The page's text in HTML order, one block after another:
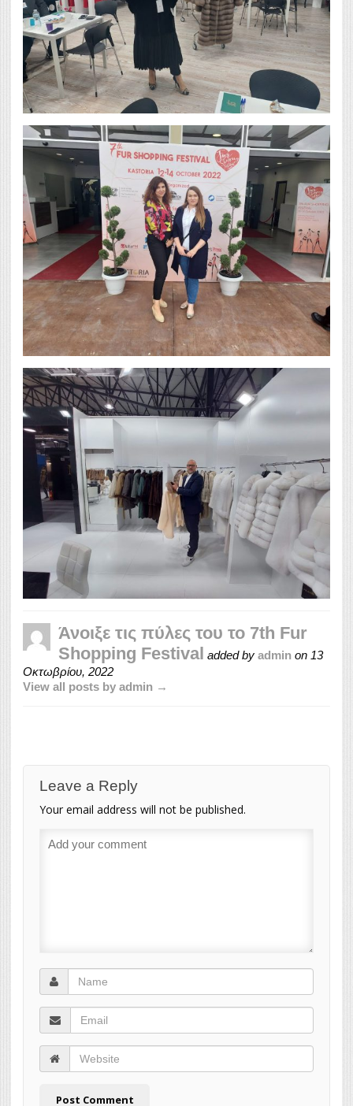
Άνοιξε τις πύλες του το 7th Fur
Shopping Festival added by admin on 13
Οκτωβρίου, 2022
View all posts by admin →
Leave a Reply
Your email address will not be published.